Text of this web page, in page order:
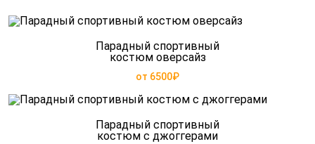
Парадный спортивный
костюм оверсайз
от 6500₽
Парадный спортивный
костюм с джоггерами